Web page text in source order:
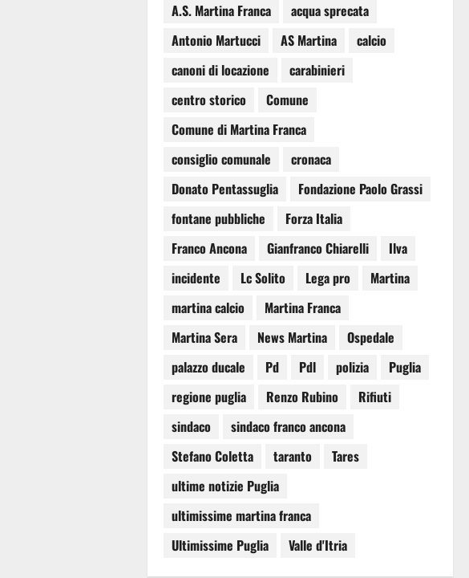
A.S. Martina Franca
acqua sprecata
Antonio Martucci
AS Martina
calcio
canoni di locazione
carabinieri
centro storico
Comune
Comune di Martina Franca
consiglio comunale
cronaca
Donato Pentassuglia
Fondazione Paolo Grassi
fontane pubbliche
Forza Italia
Franco Ancona
Gianfranco Chiarelli
Ilva
incidente
Lc Solito Lega pro
Martina
martina calcio
Martina Franca
Martina Sera
News Martina
Ospedale
palazzo ducale
Pd Pdl polizia
Puglia
regione puglia
Renzo Rubino
Rifiuti
sindaco
sindaco franco ancona
Stefano Coletta
taranto
Tares
ultime notizie Puglia
ultimissime martina franca
Ultimissime Puglia
Valle d'Itria